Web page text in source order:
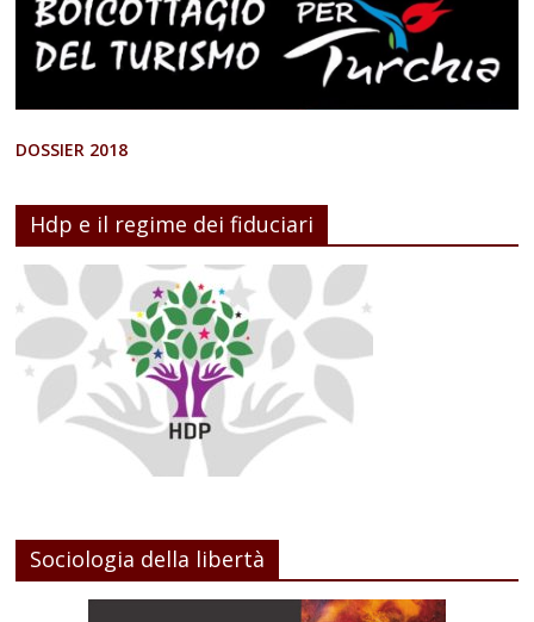
DOSSIER 2018
Hdp e il regime dei fiduciari
Sociologia della libertà